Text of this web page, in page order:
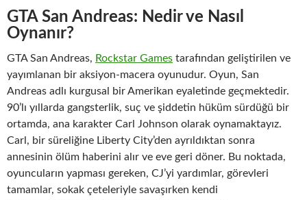
GTA San Andreas: Nedir ve Nasıl
Oynanır?
GTA San Andreas, Rockstar Games tarafından geliştirilen ve
yayımlanan bir aksiyon-macera oyunudur. Oyun, San
Andreas adlı kurgusal bir Amerikan eyaletinde geçmektedir.
90’lı yıllarda gangsterlik, suç ve şiddetin hüküm sürdüğü bir
ortamda, ana karakter Carl Johnson olarak oynamaktayız.
Carl, bir süreliğine Liberty City’den ayrıldıktan sonra
annesinin ölüm haberini alır ve eve geri döner. Bu noktada,
oyuncuların yapması gereken, CJ’yi yardımlar, görevleri
tamamlar, sokak çeteleriyle savaşırken kendi